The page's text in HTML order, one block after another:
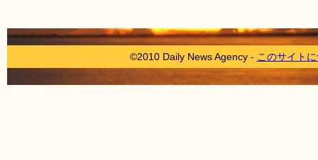
©2010 Daily News Agency - このサイト